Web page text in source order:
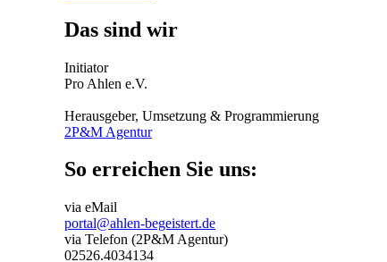
Das sind wir
Initiator
Pro Ahlen e.V.
Herausgeber, Umsetzung & Programmierung
2P&M Agentur
So erreichen Sie uns:
via eMail
portal@ahlen-begeistert.de
via Telefon (2P&M Agentur)
02526.4034134